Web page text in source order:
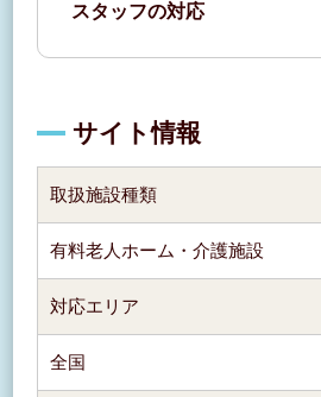
スタッフの対応
サイト情報
取扱施設種類
有料老人ホーム・介護施設
対応エリア
全国